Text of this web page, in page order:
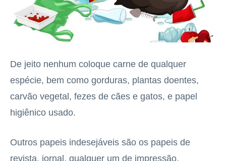
De jeito nenhum coloque carne de qualquer
espécie, bem como gorduras, plantas doentes,
carvão vegetal, fezes de cães e gatos, e papel
higiênico usado.
Outros papeis indesejáveis são os papeis de
revista, jornal, qualquer um de impressão,